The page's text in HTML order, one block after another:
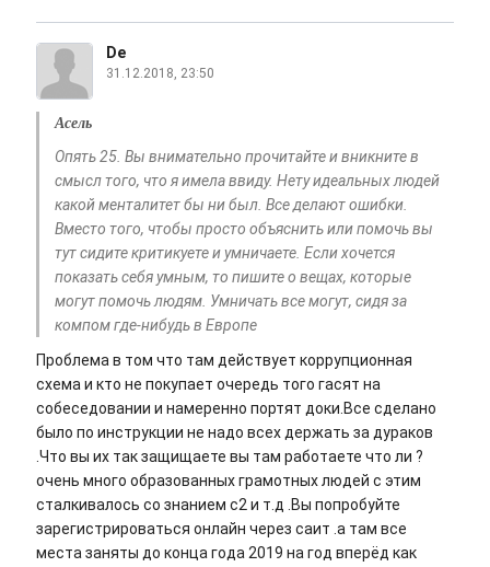
De
31.12.2018, 23:50
Асель
Опять 25. Вы внимательно прочитайте и вникните в
смысл того, что я имела ввиду. Нету идеальных людей
какой менталитет бы ни был. Все делают ошибки.
Вместо того, чтобы просто объяснить или помочь вы
тут сидите критикуете и умничаете. Если хочется
показать себя умным, то пишите о вещах, которые
могут помочь людям. Умничать все могут, сидя за
компом где-нибудь в Европе
Проблема в том что там действует коррупционная
схема и кто не покупает очередь того гасят на
собеседовании и намеренно портят доки.Все сделано
было по инструкции не надо всех держать за дураков
.Что вы их так защищаете вы там работаете что ли ?
очень много образованных грамотных людей с этим
сталкивалось со знанием c2 и т.д .Вы попробуйте
зарегистрироваться онлайн через саит .а там все
места заняты до конца года 2019 на год вперёд как